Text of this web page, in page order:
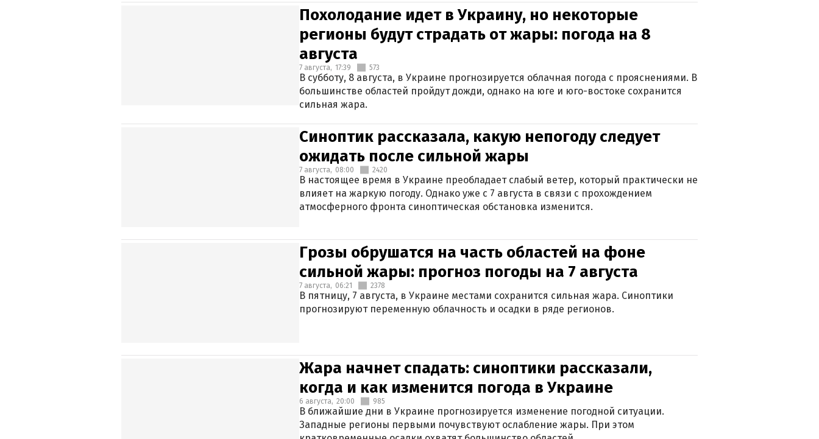
Похолодание идет в Украину, но некоторые
регионы будут страдать от жары: погода на 8
августа
7 августа, 17:39 573
В субботу, 8 августа, в Украине прогнозируется облачная погода с прояснениями. В
большинстве областей пройдут дожди, однако на юге и юго-востоке сохранится
сильная жара.
Синоптик рассказала, какую непогоду следует
ожидать после сильной жары
7 августа, 08:00 2420
В настоящее время в Украине преобладает слабый ветер, который практически не
влияет на жаркую погоду. Однако уже с 7 августа в связи с прохождением
атмосферного фронта синоптическая обстановка изменится.
Грозы обрушатся на часть областей на фоне
сильной жары: прогноз погоды на 7 августа
7 августа, 06:21 2378
В пятницу, 7 августа, в Украине местами сохранится сильная жара. Синоптики
прогнозируют переменную облачность и осадки в ряде регионов.
Жара начнет спадать: синоптики рассказали,
когда и как изменится погода в Украине
6 августа, 20:00 985
В ближайшие дни в Украине прогнозируется изменение погодной ситуации.
Западные регионы первыми почувствуют ослабление жары. При этом